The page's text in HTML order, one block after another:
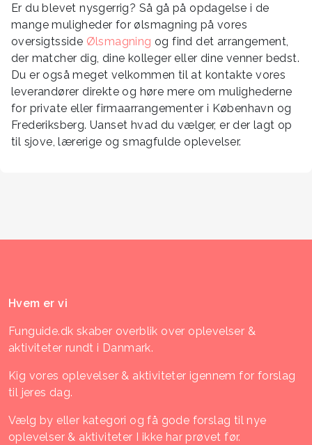
Er du blevet nysgerrig? Så gå på opdagelse i de
mange muligheder for ølsmagning på vores
oversigtsside Ølsmagning og find det arrangement,
der matcher dig, dine kolleger eller dine venner bedst.
Du er også meget velkommen til at kontakte vores
leverandører direkte og høre mere om mulighederne
for private eller firmaarrangementer i København og
Frederiksberg. Uanset hvad du vælger, er der lagt op
til sjove, lærerige og smagfulde oplevelser.
Hvem er vi
Funguide.dk skaber overblik over oplevelser &
aktiviteter rundt i Danmark.
Kig vores oplevelser & aktiviteter igennem for forslag
til jeres dag.
Vælg by eller kategori og få gode forslag til nye
oplevelser & aktiviteter I ikke har prøvet før.